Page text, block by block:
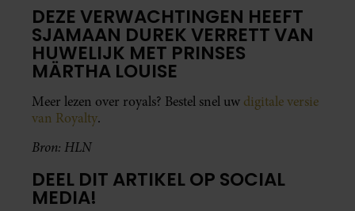
DEZE VERWACHTINGEN HEEFT
SJAMAAN DUREK VERRETT VAN
HUWELIJK MET PRINSES
MÄRTHA LOUISE
Meer lezen over royals? Bestel snel uw digitale versie
van Royalty.
Bron: HLN
DEEL DIT ARTIKEL OP SOCIAL
MEDIA!